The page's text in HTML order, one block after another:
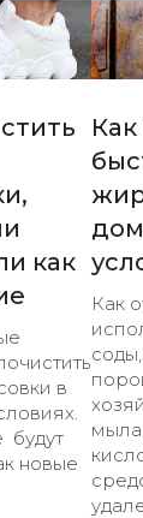
как
в
будут
новые
Как